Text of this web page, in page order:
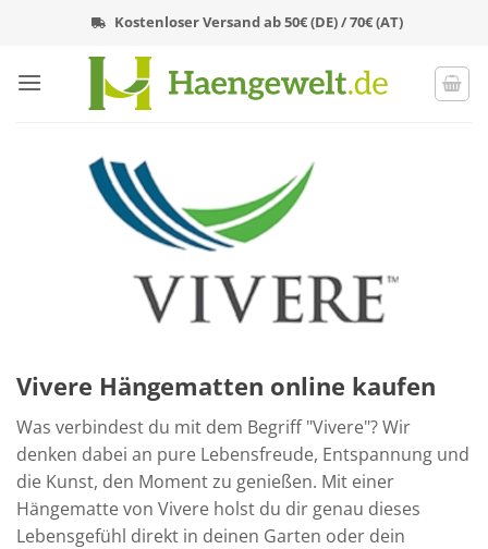
Kostenloser Versand ab 50€ (DE) / 70€ (AT)
Vivere Hängematten online kaufen
Was verbindest du mit dem Begriff "Vivere"? Wir
denken dabei an pure Lebensfreude, Entspannung und
die Kunst, den Moment zu genießen. Mit einer
Hängematte von Vivere holst du dir genau dieses
Lebensgefühl direkt in deinen Garten oder dein